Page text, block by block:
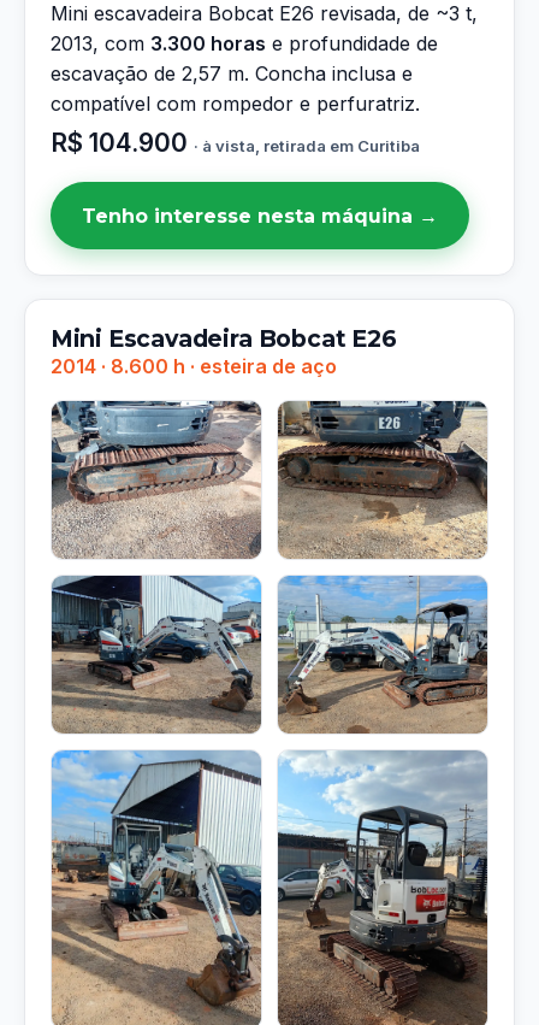
Mini escavadeira Bobcat E26 revisada, de ~3 t,
2013, com 3.300 horas e profundidade de
escavação de 2,57 m. Concha inclusa e
compatível com rompedor e perfuratriz.
R$ 104.900 · à vista, retirada em Curitiba
Tenho interesse nesta máquina →
Mini Escavadeira Bobcat E26
2014 · 8.600 h · esteira de aço